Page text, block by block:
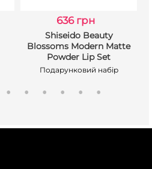
636 грн
Shiseido Beauty
Blossoms Modern Matte
Powder Lip Set
Подарунковий набір